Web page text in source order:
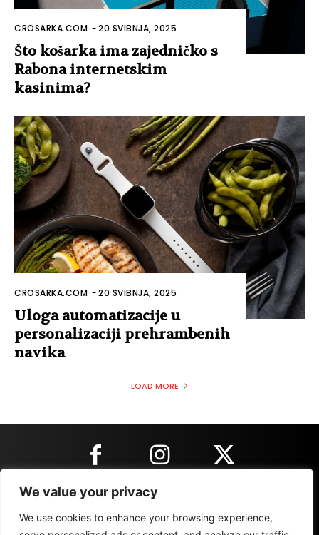
We value your privacy
We use cookies to enhance your browsing experience,
CROSARKA.COM -20 SVIBNJA, 2025
Što košarka ima zajedničko s
Rabona internetskim
kasinima?
CROSARKA.COM -20 SVIBNJA, 2025
Uloga automatizacije u
personalizaciji prehrambenih
navika
LOAD MORE
KONTAKT INFORMACIJE